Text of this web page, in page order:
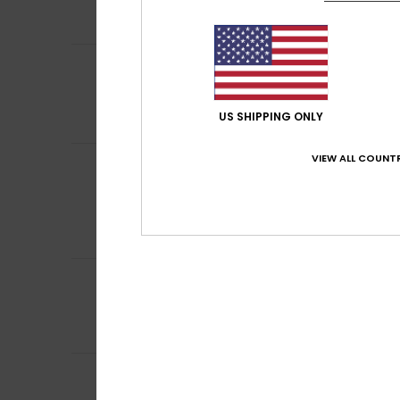
Confort: 5/5
Je
Jasmina
Des chaussures
Afficher original -
Confort
Romina Belen13
Je
US SHIPPING ONLY
VIEW ALL